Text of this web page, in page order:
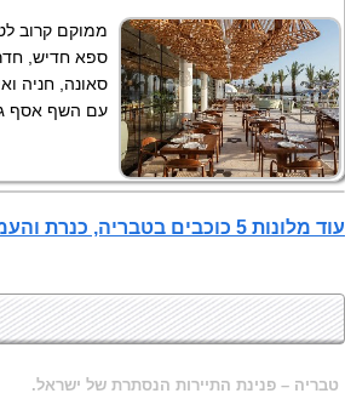
ממוקם קרוב
ספא חדיש, חדר
סאונה, חניה
עם השף אסף
עוד מלונות 5 כוכבים בטבריה, כנרת והעמקים ...
טבריה – פנינת התיירות הנסתרת של ישראל.